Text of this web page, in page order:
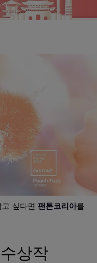
싶다면 팬톤코리아를
상작